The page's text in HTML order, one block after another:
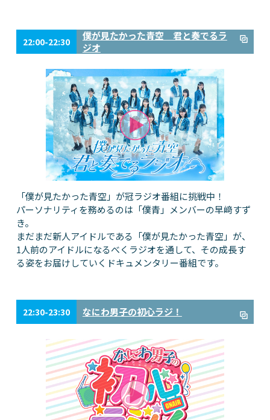
22:00-22:30
僕が見たかった青空 君と奏でるラ
ジオ
「僕が見たかった青空」が冠ラジオ番組に挑戦中！
パーソナリティを務めるのは「僕青」メンバーの早﨑すず
き。
まだまだ新人アイドルである「僕が見たかった青空」が、
1人前のアイドルになるべくラジオを通して、その成長す
る姿をお届けしていくドキュメンタリー番組です。
22:30-23:30 なにわ男子の初心ラジ！